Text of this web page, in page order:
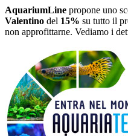
AquariumLine propone uno
Valentino del 15% su tutto il
non approfittarne. Vediamo i